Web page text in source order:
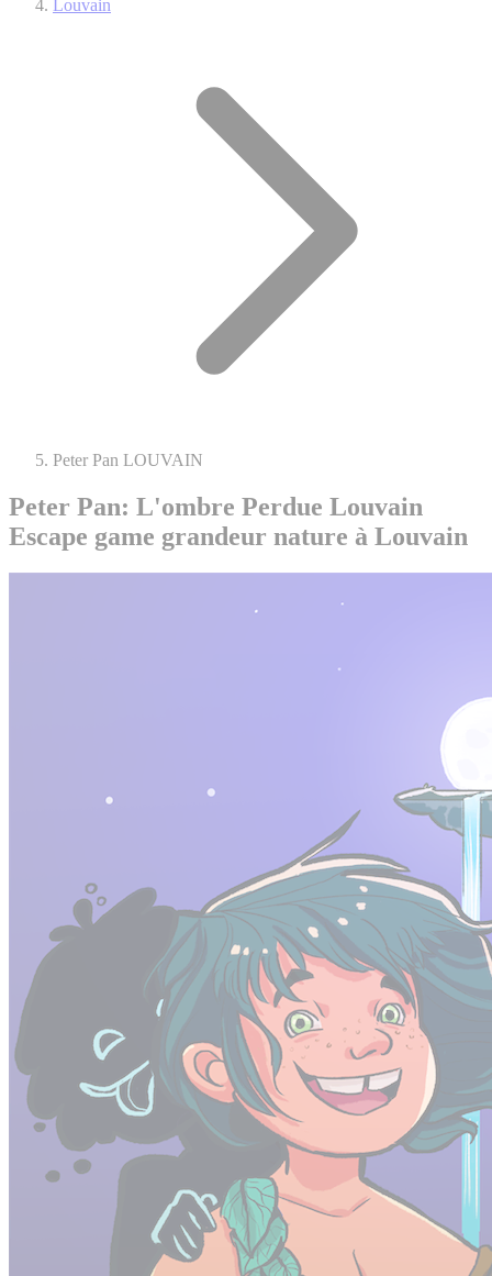
Louvain
Peter Pan LOUVAIN
Peter Pan: L'ombre Perdue Louvain
Escape game grandeur nature à Louvain